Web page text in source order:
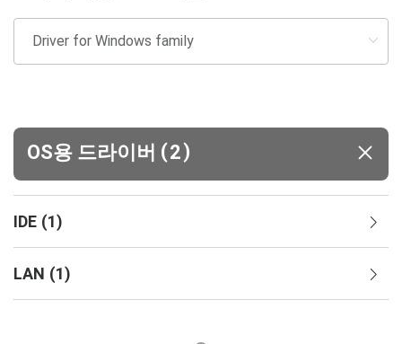
OS용 드라이버 (2)
IDE (1)
LAN (1)